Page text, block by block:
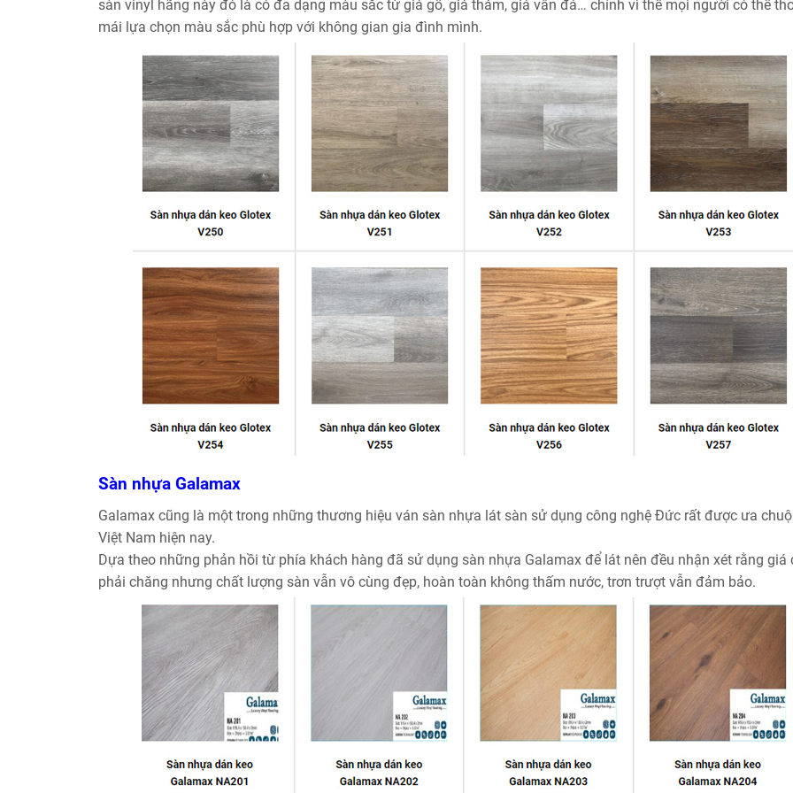
sàn vinyl hãng này đó là có đa dạng màu sắc từ giả gỗ, giả thảm, giá vân đá… chính vì thế mọi người có thể
mái lựa chọn màu sắc phù hợp với không gian gia đình mình.
Sàn nhựa Galamax
Galamax cũng là một trong những thương hiệu ván sàn nhựa lát sàn sử dụng công nghệ Đức rất được ưa
Việt Nam hiện nay.
Dựa theo những phản hồi từ phía khách hàng đã sử dụng sàn nhựa Galamax để lát nên đều nhận xét rằng giá
phải chăng nhưng chất lượng sàn vẫn vô cùng đẹp, hoàn toàn không thấm nước, trơn trượt vẫn đảm bảo.